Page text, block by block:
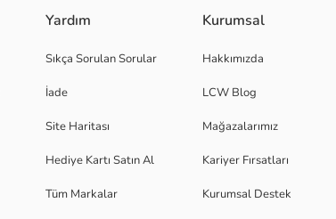
Yardım
Sıkça Sorulan Sorular
İade
Site Haritası
Hediye Kartı Satın Al
Tüm Markalar
Kurumsal
Hakkımızda
LCW Blog
Mağazalarımız
Kariyer Fırsatları
Kurumsal Destek